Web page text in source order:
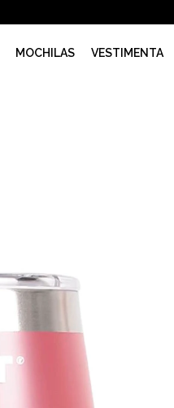
MOCHILAS VESTIMENTA